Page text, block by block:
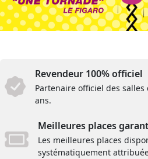
Revendeur 100% officiel
Partenaire officiel des
ans.
Meilleures places
Les meilleures places
systématiquement